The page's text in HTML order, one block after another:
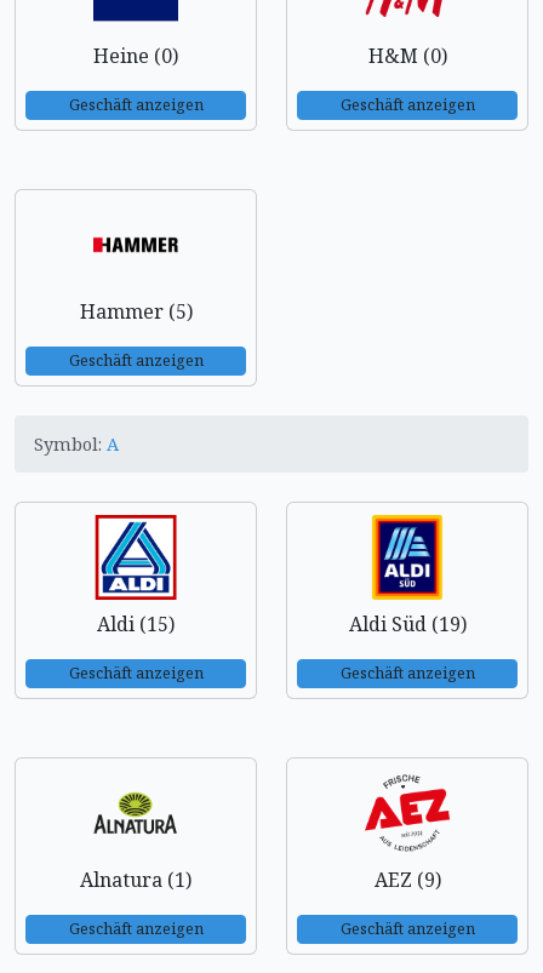
Heine (0)
Geschäft anzeigen
H&M (0)
Geschäft anzeigen
Hammer (5)
Geschäft anzeigen
Symbol: A
Aldi (15)
Geschäft anzeigen
Aldi Süd (19)
Geschäft anzeigen
Alnatura (1)
Geschäft anzeigen
AEZ (9)
Geschäft anzeigen